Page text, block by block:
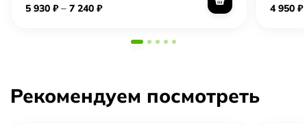
5 930₽–7 240₽ 4 950₽
Рекомендуем посмотреть